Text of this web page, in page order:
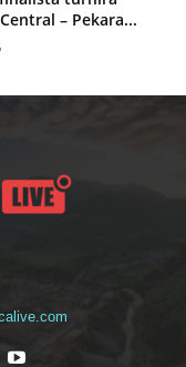
– Pekara...